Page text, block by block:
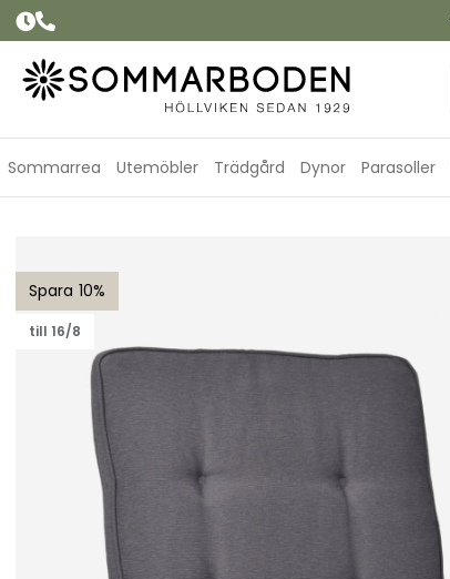
Sommarrea Utemöbler Trädgård Dynor Parasoller
10
till 16/8